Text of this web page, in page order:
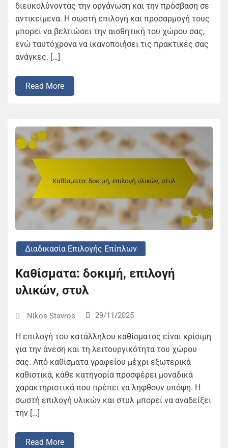
διευκολύνοντας την οργάνωση και την πρόσβαση σε
αντικείμενα. Η σωστή επιλογή και προσαρμογή τους
μπορεί να βελτιώσει την αισθητική του χώρου σας,
ενώ ταυτόχρονα να ικανοποιήσει τις πρακτικές σας
ανάγκες. […]
Read More
Διαδικασία Επιλογής Επίπλων
Καθίσματα: δοκιμή, επιλογή
υλικών, στυλ
Nikos Stavros 29/11/2025
Η επιλογή του κατάλληλου καθίσματος είναι κρίσιμη
για την άνεση και τη λειτουργικότητα του χώρου
σας. Από καθίσματα γραφείου μέχρι εξωτερικά
καθιστικά, κάθε κατηγορία προσφέρει μοναδικά
χαρακτηριστικά που πρέπει να ληφθούν υπόψη. Η
σωστή επιλογή υλικών και στυλ μπορεί να αναδείξει
την […]
Read More